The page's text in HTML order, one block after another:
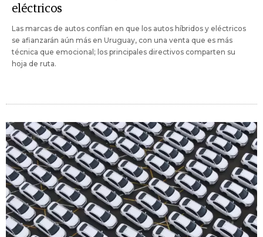
eléctricos
Las marcas de autos confían en que los autos híbridos y eléctricos
se afianzarán aún más en Uruguay, con una venta que es más
técnica que emocional; los principales directivos comparten su
hoja de ruta.